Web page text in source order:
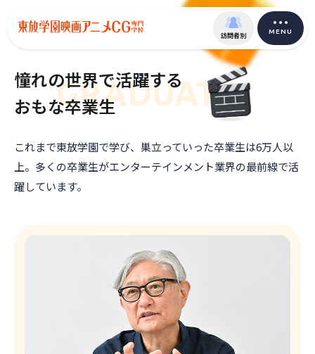
訪問者別 MENU
憧れの世界で活躍する
おもな卒業生
GRADUATE
これまで東放学園で学び、巣立っていった卒業生は6万人以
上。 多くの卒業生がエンターテインメント業界の最前線で活
躍しています。